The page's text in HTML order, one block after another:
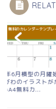
・無料のカレンダーテンプレ
年6月横型の月曜
びわのイラストが
いA4無料カ...